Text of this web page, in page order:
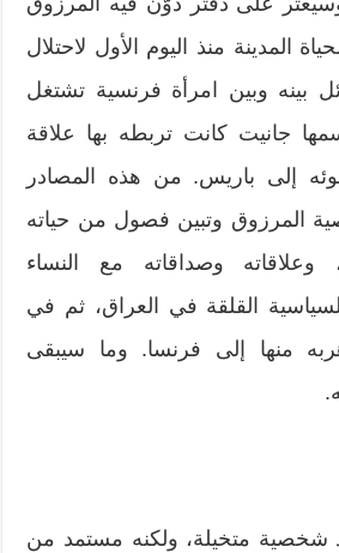
المدينة منذ اليوم الأول لاحتلال
بينه وبين امرأة فرنسية تشتغل
جانيت كانت تربطه بها علاقة
إلى باريس. من هذه المصادر
المرزوق وتبين فصول من حياته
وعلاقاته وصداقاته مع النساء
القلقة في العراق، ثم في
منها إلى فرنسا. وما سيبقى
متخيلة، ولكنه مستمد من